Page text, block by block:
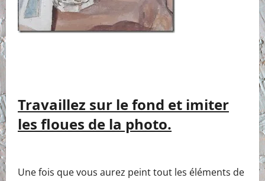
Travaillez sur le fond et imiter
les floues de la photo.
Une fois que vous aurez peint tout les éléments de